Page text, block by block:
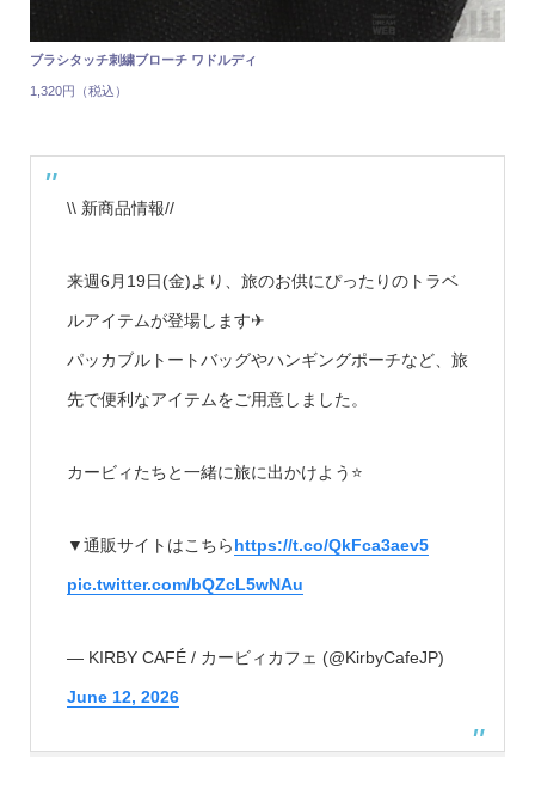
ブラシタッチ刺繍ブローチ ワドルディ
1,320円（税込）
\\ 新商品情報//
来週6月19日(金)より、旅のお供にぴったりのトラベ
ルアイテムが登場します✈
パッカブルトートバッグやハンギングポーチなど、旅
先で便利なアイテムをご用意しました。
カービィたちと一緒に旅に出かけよう⭐
▼通販サイトはこちらhttps://t.co/QkFca3aev5
pic.twitter.com/bQZcL5wNAu
— KIRBY CAFÉ / カービィカフェ (@KirbyCafeJP)
June 12, 2026